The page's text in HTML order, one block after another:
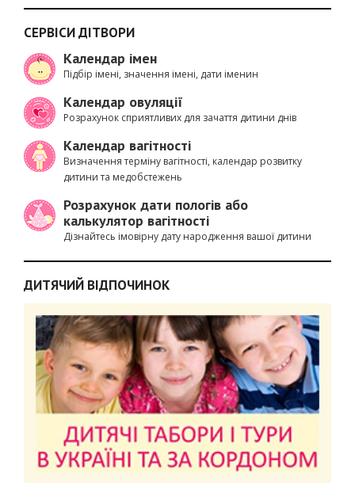
СЕРВІСИ ДІТВОРИ
Календар імен
Підбір імені, значення імені, дати іменин
Календар овуляції
Розрахунок сприятливих для зачаття дитини днів
Календар вагітності
Визначення терміну вагітності, календар розвитку
дитини та медобстежень
Розрахунок дати пологів або
калькулятор вагітності
Дізнайтесь імовірну дату народження вашої дитини
ДИТЯЧИЙ ВІДПОЧИНОК